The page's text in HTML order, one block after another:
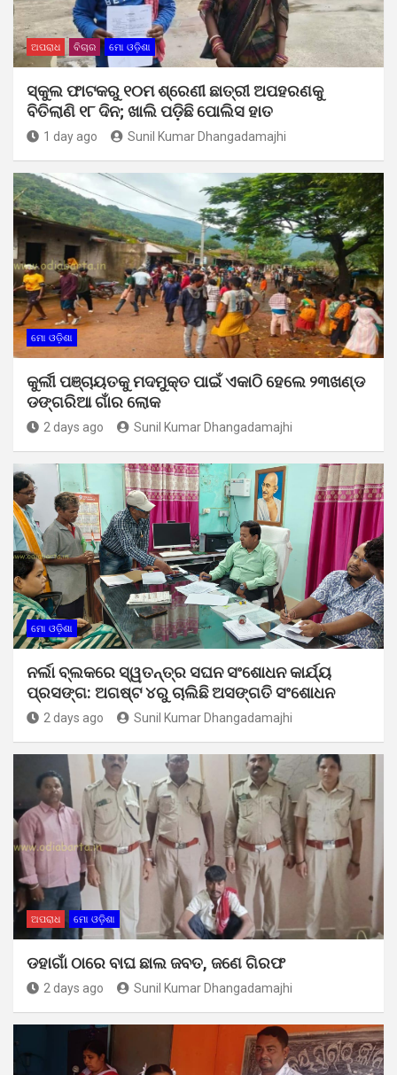
ଅପରାଧ ବିଚାର ମୋ ଓଡ଼ିଶା
ସ୍କୁଲ ଫାଟକରୁ ୧୦ମ ଶ୍ରେଣୀ ଛାତ୍ରୀ ଅପହରଣକୁ
ବିତିଲାଣି ୧୮ ଦିନ; ଖାଲି ପଡ଼ିଛି ପୋଲିସ ହାତ
1 day ago Sunil Kumar Dhangadamajhi
ମୋ ଓଡ଼ିଶା
କୁର୍ଲୀ ପଞ୍ଚାୟତକୁ ମଦମୁକ୍ତ ପାଇଁ ଏକାଠି ହେଲେ ୨୩ଖଣ୍ଡ
ଡଙ୍ଗରିଆ ଗାଁର ଲୋକ
2 days ago Sunil Kumar Dhangadamajhi
ମୋ ଓଡ଼ିଶା
ନର୍ଲା ବ୍ଲକରେ ସ୍ୱତନ୍ତ୍ର ସଘନ ସଂଶୋଧନ କାର୍ଯ୍ୟ
ପ୍ରସଙ୍ଗ: ଅଗଷ୍ଟ ୪ରୁ ଚାଲିଛି ଅସଙ୍ଗତି ସଂଶୋଧନ
2 days ago Sunil Kumar Dhangadamajhi
ଅପରାଧ ମୋ ଓଡ଼ିଶା
ଡହାଗାଁ ଠାରେ ବାଘ ଛାଲ ଜବତ, ଜଣେ ଗିରଫ
2 days ago Sunil Kumar Dhangadamajhi